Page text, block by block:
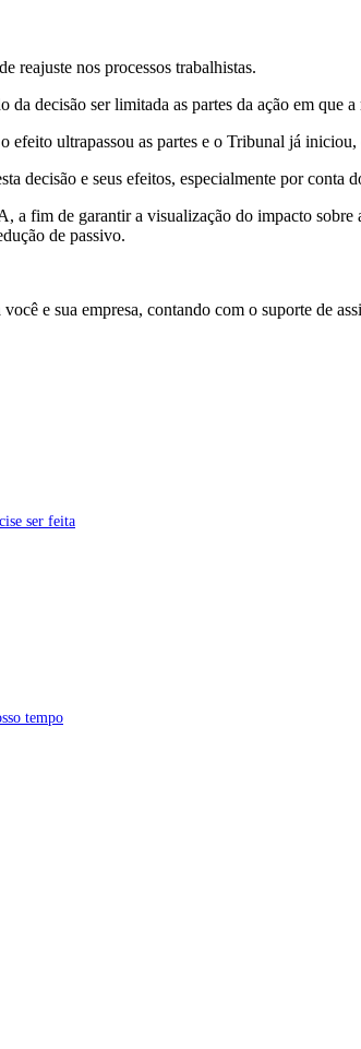
reajuste nos processos trabalhistas.
decisão ser limitada as partes da ação em
ultrapassou as partes e o Tribunal já
decisão e seus efeitos, especialmente por conta
fim de garantir a visualização do impacto
de passivo.
e sua empresa, contando com o suporte de
ser feita
tempo